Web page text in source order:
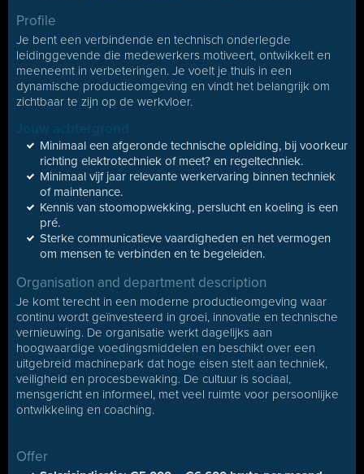
Profile
Je bent een verbindende en technisch onderlegde
leidinggevende die medewerkers motiveert, ontwikkelt en
meeneemt in verbeteringen. Je voelt je thuis in een
dynamische productieomgeving en vindt het belangrijk om
zichtbaar te zijn op de werkvloer.
Minimaal een afgeronde technische opleiding, bij voorkeur
richting elektrotechniek of meet? en regeltechniek.
Minimaal vijf jaar relevante werkervaring binnen techniek
of maintenance.
Kennis van stoomopwekking, perslucht en koeling is een
pré.
Sterke communicatieve vaardigheden en het vermogen
om mensen te verbinden en te begeleiden.
Organisation and department description
Je komt terecht in een moderne productieomgeving waar
continu wordt geïnvesteerd in groei, innovatie en technische
vernieuwing. De organisatie werkt dagelijks aan
hoogwaardige voedingsmiddelen en beschikt over een
uitgebreid machinepark dat hoge eisen stelt aan techniek,
veiligheid en procesbewaking. De cultuur is sociaal,
mensgericht en informeel, met veel ruimte voor persoonlijke
ontwikkeling en coaching.
Offer